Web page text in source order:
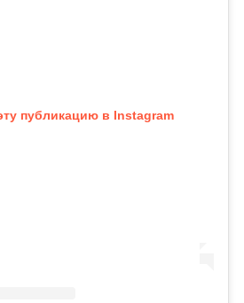
публикацию в Instagram